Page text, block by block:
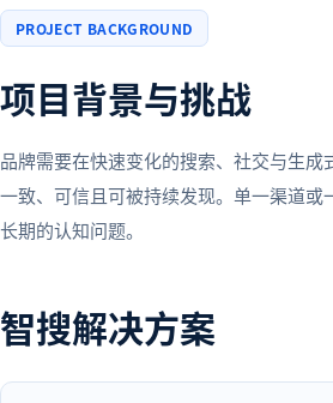
PROJECT BACKGROUND
项目背景与挑战
品牌需要在快速变化的搜索、社交与生成
一致、可信且可被持续发现。单一渠道或
长期的认知问题。
智搜解决方案